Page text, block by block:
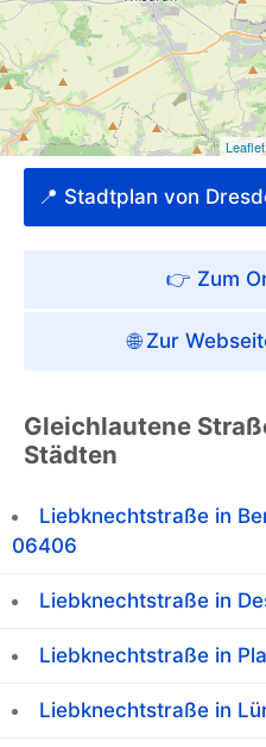
📍 Stadtplan von
👉 Zum
🌐 Zur
Gleichlautene
Städten
Liebknechtstraße in
06406
Liebknechtstraße in
Liebknechtstraße in
Liebknechtstraße in